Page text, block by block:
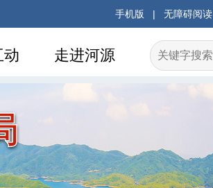
手机版 | 无障碍阅读
走进河源
动